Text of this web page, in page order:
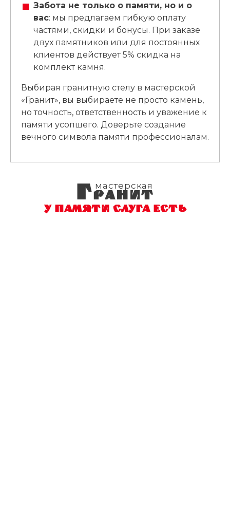
Забота не только о памяти, но и о
вас: мы предлагаем гибкую оплату
частями, скидки и бонусы. При заказе
двух памятников или для постоянных
клиентов действует 5% скидка на
комплект камня.
Выбирая гранитную стелу в мастерской
«Гранит», вы выбираете не просто камень,
но точность, ответственность и уважение к
памяти усопшего. Доверьте создание
вечного символа памяти профессионалам.
мастерская
ГРАНИТ
У ПАМЯТИ СЛУГА ЕСТЬ